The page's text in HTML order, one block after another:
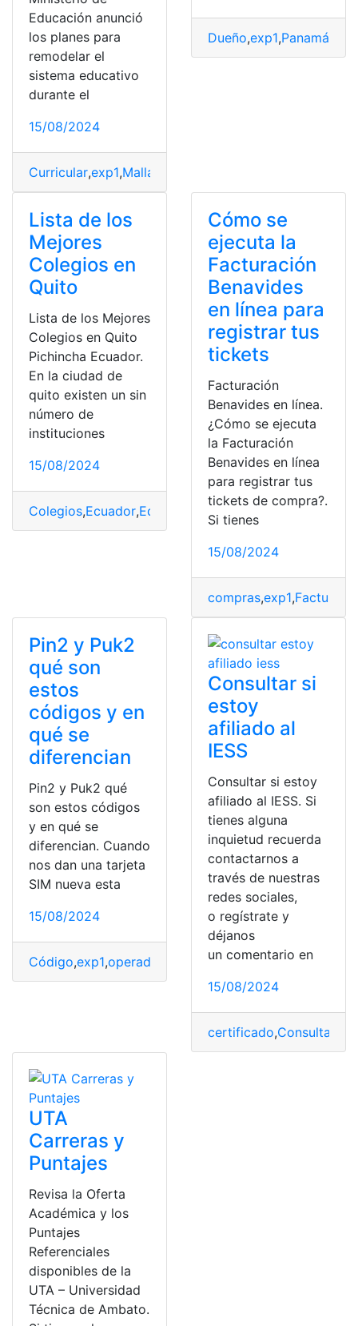
Educación anunció
los planes para
remodelar el
sistema educativo
durante el
15/08/2024
Curricular,exp1,Malla
Dueño,exp1,Panamá
Lista de los
Mejores
Colegios en
Quito
Lista de los Mejores
Colegios en Quito
Pichincha Ecuador.
En la ciudad de
quito existen un sin
número de
instituciones
15/08/2024
Colegios,Ecuador,Educación EducarEcuador ,exp1
Cómo se
ejecuta la
Facturación
Benavides
en línea para
registrar tus
tickets
Facturación
Benavides en línea.
¿Cómo se ejecuta
la Facturación
Benavides en línea
para registrar tus
tickets de compra?.
Si tienes
15/08/2024
compras,exp1,
Pin2 y Puk2
qué son
estos
códigos y en
qué se
diferencian
Pin2 y Puk2 qué
son estos códigos
y en qué se
diferencian. Cuando
nos dan una tarjeta
SIM nueva esta
15/08/2024
Código,exp1,operadora tarjeta,Usuario,Versión
Consultar si
estoy
afiliado al
IESS
Consultar si estoy
afiliado al IESS. Si
tienes alguna
inquietud recuerda
contactarnos a
través de nuestras
redes sociales,
o regístrate y
déjanos
un comentario en
15/08/2024
certificado,Consulta
UTA
Carreras y
Puntajes
Revisa la Oferta
Académica y los
Puntajes
Referenciales
disponibles de la
UTA – Universidad
Técnica de Ambato.